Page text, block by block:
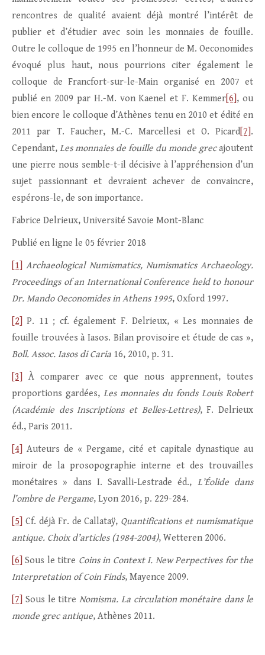
rencontres de qualité avaient déjà montré l’intérêt de
publier et d’étudier avec soin les monnaies de fouille.
Outre le colloque de 1995 en l’honneur de M. Oeconomides
évoqué plus haut, nous pourrions citer également le
colloque de Francfort-sur-le-Main organisé en 2007 et
publié en 2009 par H.-M. von Kaenel et F. Kemmer [6] , ou
bien encore le colloque d’Athènes tenu en 2010 et édité en
2011 par T. Faucher, M.-C. Marcellesi et O. Picard [7] .
Cependant, Les monnaies de fouille du monde grecajoutent
une pierre nous semble-t-il décisive à l’appréhension d’un
sujet passionnant et devraient achever de convaincre,
espérons-le, de son importance.
Fabrice Delrieux, Université Savoie Mont-Blanc
Publié en ligne le 05 février 2018
[1]
Archaeological Numismatics, Numismatics Archaeology.
Proceedings of an International Conference held to honour
Dr. Mando Oeconomides in Athens 1995, Oxford 1997.
[2]
P. 11 ; cf. également F. Delrieux, « Les monnaies de
fouille trouvées à Iasos. Bilan provisoire et étude de cas »,
Boll. Assoc. Iasos di Caria 16, 2010, p. 31.
[3]
À comparer avec ce que nous apprennent, toutes
proportions gardées, Les monnaies du fonds Louis Robert
(Académie des Inscriptions et Belles-Lettres), F. Delrieux
éd., Paris 2011.
[4]
Auteurs de « Pergame, cité et capitale dynastique au
miroir de la prosopographie interne et des trouvailles
monétaires » dans I. Savalli-Lestrade éd., L’Éolide dans
l’ombre de Pergame, Lyon 2016, p. 229-284.
[5] Cf. déjà Fr. de Callataÿ, Quantifications et numismatique
antique. Choix d’articles (1984-2004), Wetteren 2006.
[6] Sous le titre Coins in Context I. New Perpectives for the
Interpretation of Coin Finds, Mayence 2009.
[7] Sous le titreNomisma. La circulation monétaire dans le
monde grec antique, Athènes 2011.